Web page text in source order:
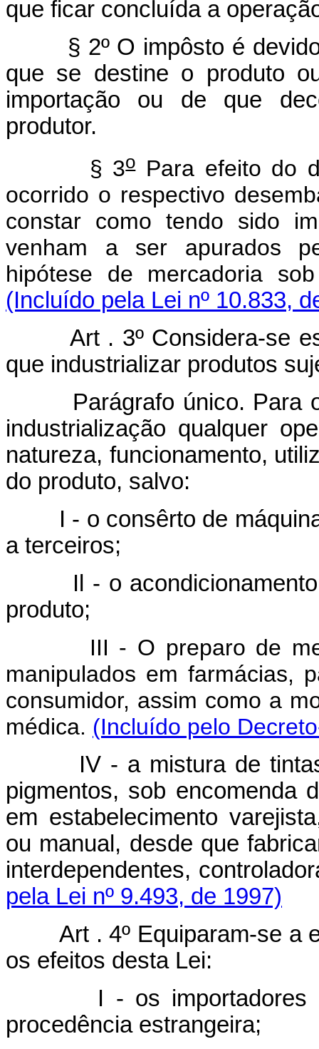
que ficar concluída a
§ 2º O impôsto é devido
que se destine o produto
importação ou de que
produtor.
§ 3oPara efeito do
ocorrido o respectivo
constar como tendo sido
venham a ser apurados
hipótese de mercadoria
(Incluído pela Lei nº 10.833,
Art . 3º Considera-se
que industrializar produtos
Parágrafo único. Para os
industrialização qualquer
natureza, funcionamento,
do produto, salvo:
I - o consêrto de
a terceiros;
Il - o acondicionamento
produto;
III - O preparo de
manipulados em farmácias,
consumidor, assim como a
médica. (Incluído pelo
IV - a mistura de tintas
pigmentos, sob encomenda
em estabelecimento
ou manual, desde que
interdependentes,
pela Lei nº 9.493, de 1997)
Art . 4º Equiparam-se a
os efeitos desta Lei:
I - os importadores e
procedência estrangeira;